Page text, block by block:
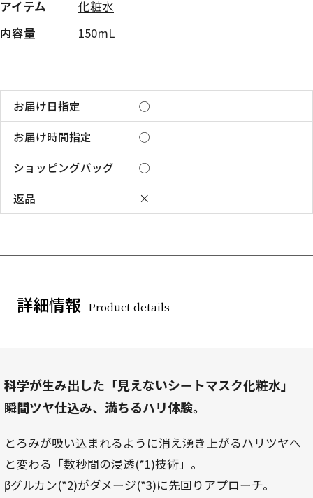
アイテム
化粧水
内容量
150mL
お届け日指定
◯
お届け時間指定
◯
ショッピングバッグ
◯
返品
×
詳細情報 Product details
科学が生み出した「見えないシートマスク化粧水」
瞬間ツヤ仕込み、満ちるハリ体験。
とろみが吸い込まれるように消え湧き上がるハリツヤへ
と変わる「数秒間の浸透(*1)技術」。
βグルカン(*2)がダメージ(*3)に先回りアプローチ。